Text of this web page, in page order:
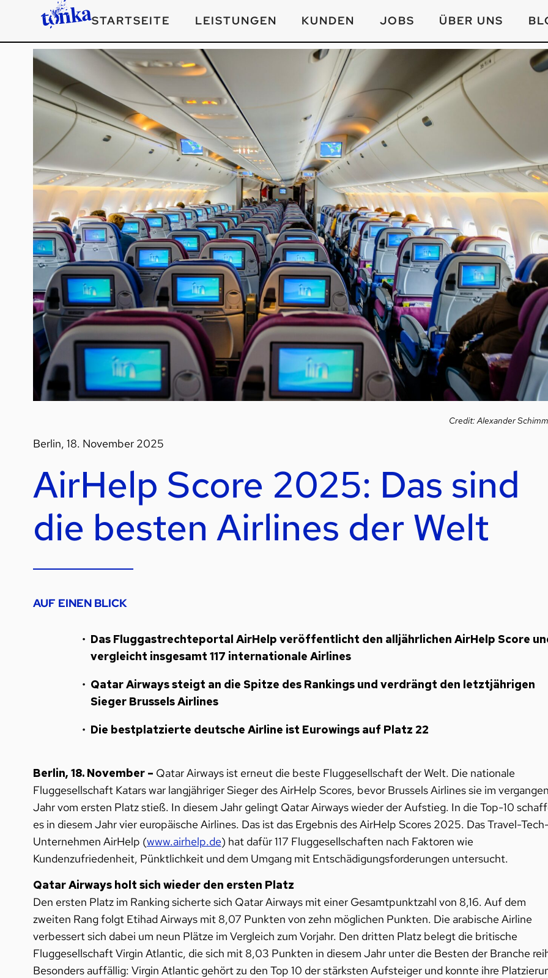
STARTSEITE LEISTUNGEN KUNDEN JOBS ÜBER UNS
Credit: Alexander
Berlin, 18. November 2025
AirHelp Score 2025: Das sind
die besten Airlines der Welt
AUF EINEN BLICK
Das Fluggastrechteportal AirHelp veröffentlicht den alljährlichen AirHelp Score
vergleicht insgesamt 117 internationale Airlines
Qatar Airways steigt an die Spitze des Rankings und verdrängt den letztjährigen
Sieger Brussels Airlines
Die bestplatzierte deutsche Airline ist Eurowings auf Platz 22
Berlin, 18. November – Qatar Airways ist erneut die beste Fluggesellschaft der Welt. Die nationale
Fluggesellschaft Katars war langjähriger Sieger des AirHelp Scores, bevor Brussels Airlines sie im
Jahr vom ersten Platz stieß. In diesem Jahr gelingt Qatar Airways wieder der Aufstieg. In die Top-10
es in diesem Jahr vier europäische Airlines. Das ist das Ergebnis des AirHelp Scores 2025. Das Travel-Tech-
Unternehmen AirHelp (www.airhelp.de) hat dafür 117 Fluggesellschaften nach Faktoren wie
Kundenzufriedenheit, Pünktlichkeit und dem Umgang mit Entschädigungsforderungen untersucht.
Qatar Airways holt sich wieder den ersten Platz
Den ersten Platz im Ranking sicherte sich Qatar Airways mit einer Gesamtpunktzahl von 8,16. Auf dem
zweiten Rang folgt Etihad Airways mit 8,07 Punkten von zehn möglichen Punkten. Die arabische Airline
verbessert sich dabei um neun Plätze im Vergleich zum Vorjahr. Den dritten Platz belegt die britische
Fluggesellschaft Virgin Atlantic, die sich mit 8,03 Punkten in diesem Jahr unter die Besten der Branche
Besonders auffällig: Virgin Atlantic gehört zu den Top 10 der stärksten Aufsteiger und konnte ihre